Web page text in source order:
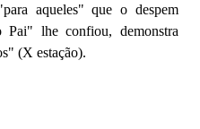
aqueles" que o despem
Pai" lhe confiou, demonstra
(X estação).